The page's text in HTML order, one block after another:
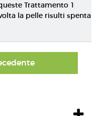
Trattamento 1
la pelle risulti spenta